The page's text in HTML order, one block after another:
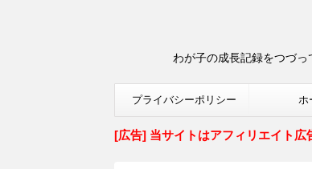
わが子の成長記録をつづ
プライバシーポリシー ホ
[広告] 当サイトはアフィリエイト広